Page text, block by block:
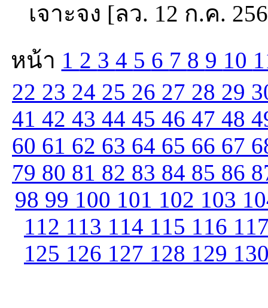
เจาะจง [ลว. 12 ก.ค.
หน้า 1 2 3 4 5 6 7 8 9 10
22 23 24 25 26 27 28 29
41 42 43 44 45 46 47 48
60 61 62 63 64 65 66 67
79 80 81 82 83 84 85 86
98 99 100 101 102 103
112 113 114 115 116
125 126 127 128 129